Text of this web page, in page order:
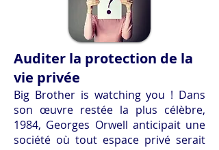
Auditer la protection de la
vie privée
Big Brother is watching you ! Dans
son œuvre restée la plus célèbre,
1984, Georges Orwell anticipait une
société où tout espace privé serait